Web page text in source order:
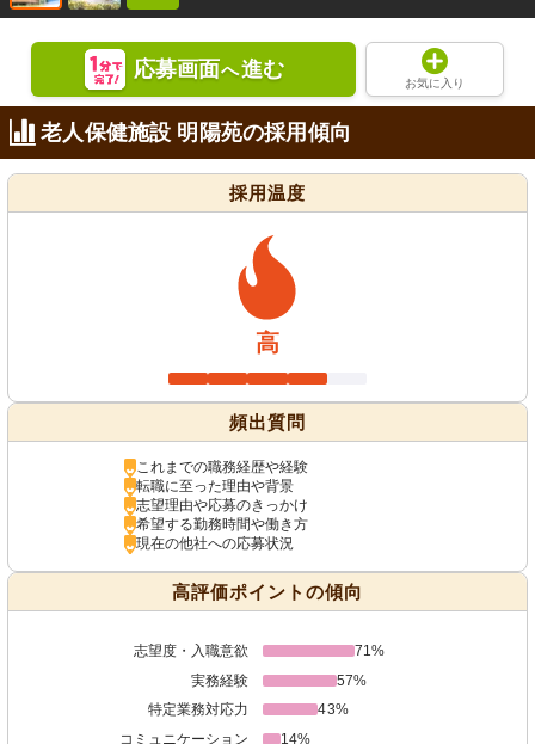
応募画面へ進む
お気に入り
老人保健施設 明陽苑の採用傾向
採用温度
高
頻出質問
これまでの職務経歴や経験
転職に至った理由や背景
志望理由や応募のきっかけ
希望する勤務時間や働き方
現在の他社への応募状況
高評価ポイントの傾向
志望度・入職意欲
71%
実務経験
57%
特定業務対応力
43%
コミュニケーション
14%